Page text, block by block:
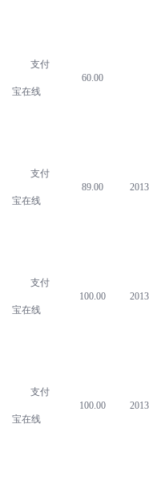
支付
宝在线
60.00
支付
宝在线
89.00
支付
宝在线
100.00
支付
宝在线
100.00